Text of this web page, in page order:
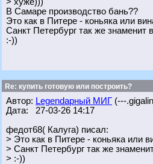
В Самаре производство бань??
Это как в Питере - коньяка или
Санкт Петербург так же
:-))
Re: купить готовую или построить?
Автор: Legendарный МИГ (---
Дата: 27-03-26 14:17
федот68( Калуга) писал:
> Это как в Питере - коньяка или
> Санкт Петербург так же
> :-))